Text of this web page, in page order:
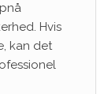
Hvis
kan det